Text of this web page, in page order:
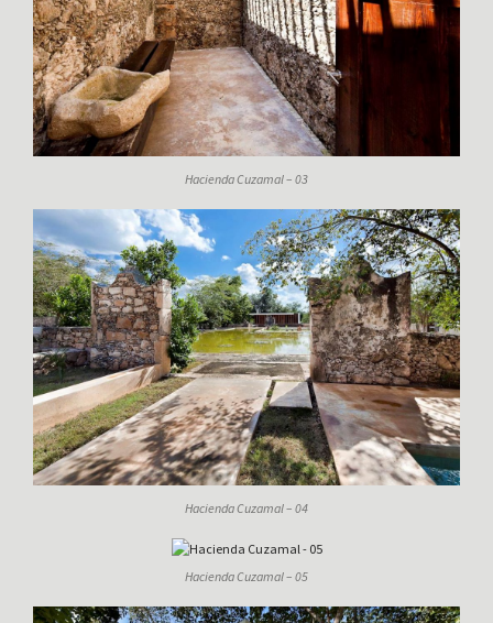
Hacienda Cuzamal – 03
Hacienda Cuzamal – 04
Hacienda Cuzamal – 05